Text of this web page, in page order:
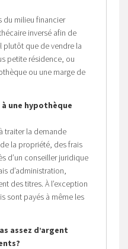
du milieu financier
inversé afin de
plutôt que de vendre la
petite résidence, ou
ou une marge de
une hypothèque
traiter la demande
la propriété, des frais
d’un conseiller juridique
d’administration,
des titres. À l’exception
sont payés à même les
assez d’argent